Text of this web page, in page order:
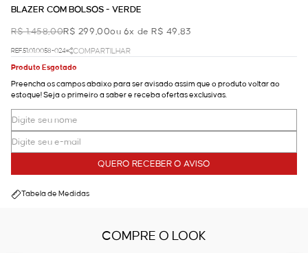
BLAZER COM BOLSOS - VERDE
R$ 1.458,00R$ 299,00ou 6x de R$ 49,83
REF.51.01.0058-024
COMPARTILHAR
Produto Esgotado
Preencha os campos abaixo para ser avisado assim que o produto voltar ao
estoque! Seja o primeiro a saber e receba ofertas exclusivas.
QUERO RECEBER O AVISO
Tabela de Medidas
COMPRE O LOOK